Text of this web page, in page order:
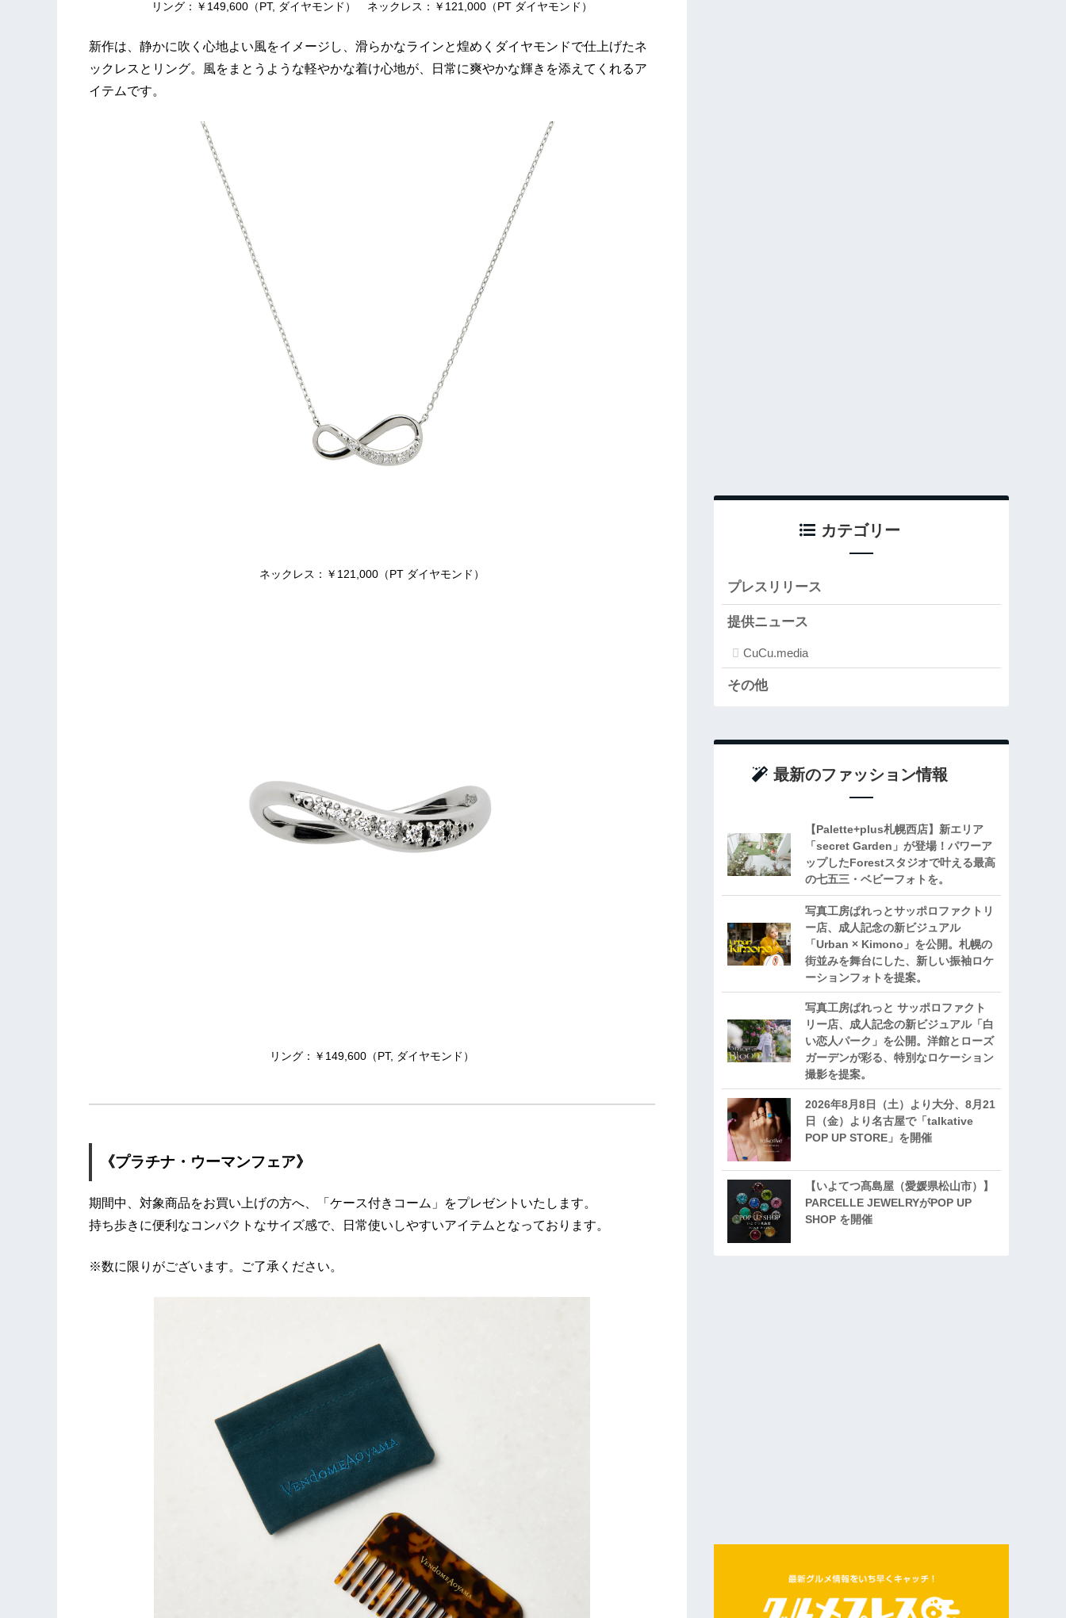
リング：￥149,600（PT, ダイヤモンド） ネックレス：￥121,000（PT ダイヤモンド）
新作は、静かに吹く心地よい風をイメージし、滑らかなラインと煌めくダイヤモンドで仕上げたネ
ックレスとリング。風をまとうような軽やかな着け心地が、日常に爽やかな輝きを添えてくれるア
イテムです。
ネックレス：￥121,000（PT ダイヤモンド）
リング：￥149,600（PT, ダイヤモンド）
《プラチナ・ウーマンフェア》
期間中、対象商品をお買い上げの方へ、「ケース付きコーム」をプレゼントいたします。
持ち歩きに便利なコンパクトなサイズ感で、日常使いしやすいアイテムとなっております。
※数に限りがございます。ご了承ください。
カテゴリー
プレスリリース
提供ニュース
CuCu.media
その他
最新のファッション情報
【Palette+plus札幌西店】新エリア
「secret Garden」が登場！パワーア
ップしたForestスタジオで叶える最高
の七五三・ベビーフォトを。
写真工房ぱれっとサッポロファクトリ
ー店、成人記念の新ビジュアル
「Urban × Kimono」を公開。札幌の
街並みを舞台にした、新しい振袖ロケ
ーションフォトを提案。
写真工房ぱれっと サッポロファクト
リー店、成人記念の新ビジュアル「白
い恋人パーク」を公開。洋館とローズ
ガーデンが彩る、特別なロケーション
撮影を提案。
2026年8月8日（土）より大分、8月21
日（金）より名古屋で「talkative
POP UP STORE」を開催
【いよてつ髙島屋（愛媛県松山市）】
PARCELLE JEWELRYがPOP UP
SHOP を開催